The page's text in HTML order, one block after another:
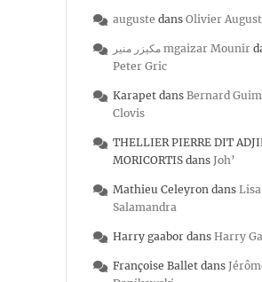
auguste dans Olivier
مكيزر منير mgaizar Mounir
Peter Gric
Karapet dans Bernard
Clovis
THELLIER PIERRE DIT
MORICORTIS dans Joh’
Mathieu Celeyron dans Lisa
Salamandra
Harry gaabor dans Harry
Françoise Ballet dans